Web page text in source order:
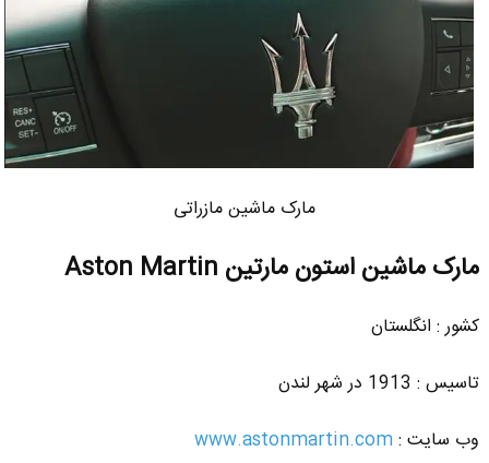
مارک ماشین مازراتی
مارک ماشین استون مارتین Aston Martin
کشور : انگلستان
تاسیس : 1913 در شهر لندن
وب سایت :www.astonmartin.com